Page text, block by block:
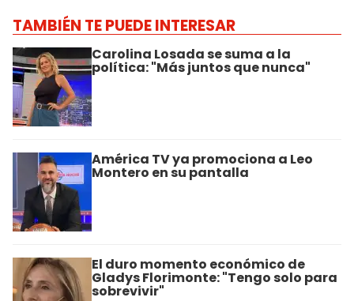
TAMBIÉN TE PUEDE INTERESAR
Carolina Losada se suma a la
política: "Más juntos que nunca"
América TV ya promociona a Leo
Montero en su pantalla
El duro momento económico de
Gladys Florimonte: "Tengo solo para
sobrevivir"